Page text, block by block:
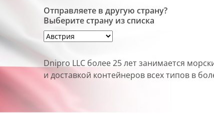
Отправляете в другую страну?
Выберите страну из списка
Dnipro LLC более 25 лет занимается
и доставкой контейнеров всех типов в